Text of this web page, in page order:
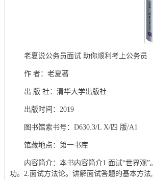
老夏说公务员面试 助你顺利考上公务员
作 者：老夏著
出 版 社：清华大学出版社
出版时间：2019
图书馆索书号：D630.3/L X/四 版/A1
馆藏地点：第一书库
内容简介：本书内容简介1.面试“世界观
功。2.面试方法论。讲解面试答题的基本方